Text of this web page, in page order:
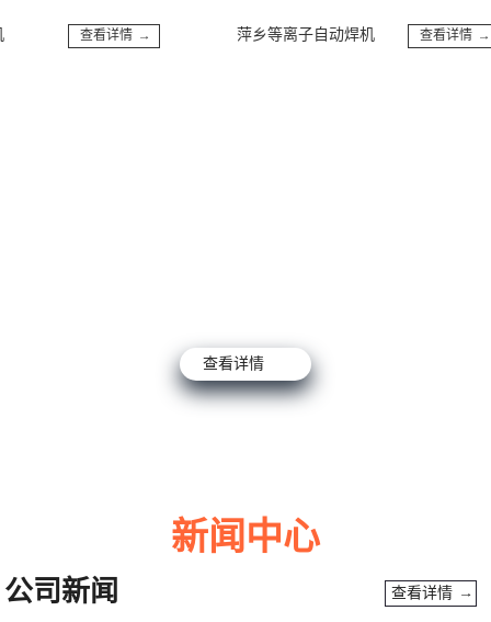
查看详情 → 查看详情 →
萍乡等离子自动焊机
查看详情
新闻中心
查看详情 →
公司新闻